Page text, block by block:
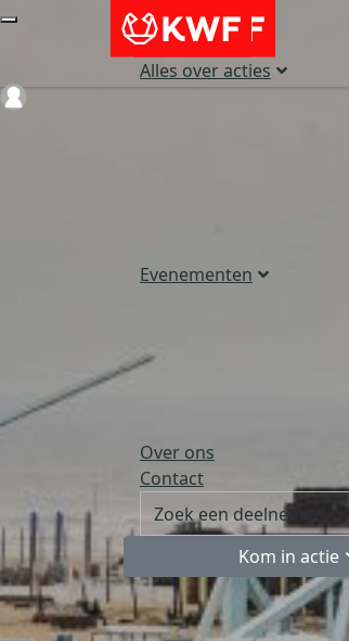
Alles over acties
Evenementen
Over ons
Contact
Kom in actie